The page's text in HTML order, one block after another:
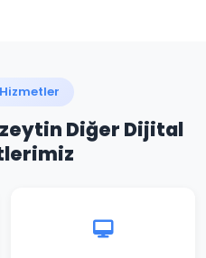
Diğer Dijital